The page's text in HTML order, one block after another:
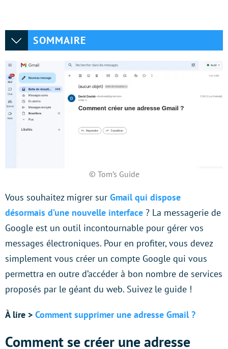
SOMMAIRE
© Tom’s Guide
Vous souhaitez migrer sur Gmail qui dispose
désormais d’une nouvelle interface ? La messagerie de
Google est un outil incontournable pour gérer vos
messages électroniques. Pour en profiter, vous devez
simplement vous créer un compte Google qui vous
permettra en outre d’accéder à bon nombre de services
proposés par le géant du web. Suivez le guide !
À lire > Comment supprimer une adresse Gmail ?
Comment se créer une adresse